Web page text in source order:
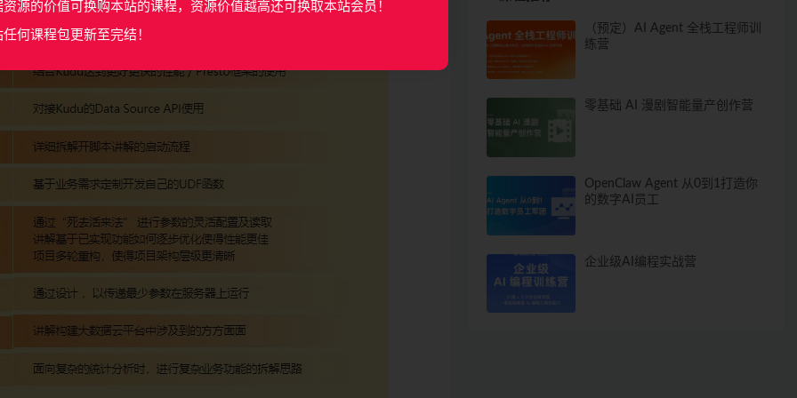
（预定）AI Agent 全栈工程师训
练营
零基础 AI 漫剧智能量产创作营
OpenClaw Agent 从0到1打造你
的数字AI员工
企业级AI编程实战营
资源的价值可换购本站的课程，资源价值越高还可换取本站会员！
任何课程包更新至完结！